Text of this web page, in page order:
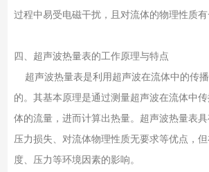
过程中易受电磁干扰，且对流体的物理性质有
四、超声波热量表的工作原理与特点
超声波热量表是利用超声波在流体中的传
的。其基本原理是通过测量超声波在流体中
体的流量，进而计算出热量。超声波热量表
压力损失、对流体物理性质无要求等优点，
度、压力等环境因素的影响。